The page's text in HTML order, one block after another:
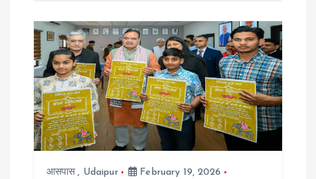
आसपास, Udaipur
February 19, 2026